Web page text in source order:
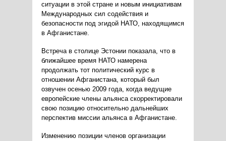
ситуации в этой стране и новым инициативам
Международных сил содействия и
безопасности под эгидой НАТО, находящимся
в Афганистане.
Встреча в столице Эстонии показала, что в
ближайшее время НАТО намерена
продолжать тот политический курс в
отношении Афганистана, который был
озвучен осенью 2009 года, когда ведущие
европейские члены альянса скорректировали
свою позицию относительно дальнейших
перспектив миссии альянса в Афганистане.
Изменению позиции членов организации